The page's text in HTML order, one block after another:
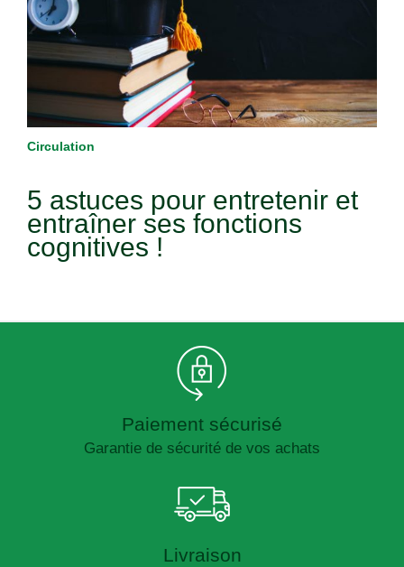
Circulation
5 astuces pour entretenir et
entraîner ses fonctions
cognitives !
Paiement sécurisé
Garantie de sécurité de vos achats
Livraison